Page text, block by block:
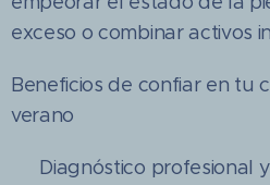
exceso o combinar activos
Beneficios de confiar en tu
verano
✔️ Diagnóstico profesional